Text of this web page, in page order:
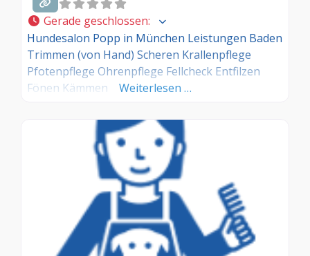
Gerade geschlossen:
Hundesalon Popp in München Leistungen Baden
Trimmen (von Hand) Scheren Krallenpflege
Pfotenpflege Ohrenpflege Fellcheck Entfilzen
Fönen Kämmen
Weiterlesen …